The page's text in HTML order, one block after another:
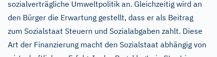
sozialverträgliche Umweltpolitik an. Gleichzeitig wird an
den Bürger die Erwartung gestellt, dass er als Beitrag
zum Sozialstaat Steuern und Sozialabgaben zahlt. Diese
Art der Finanzierung macht den Sozialstaat abhängig von